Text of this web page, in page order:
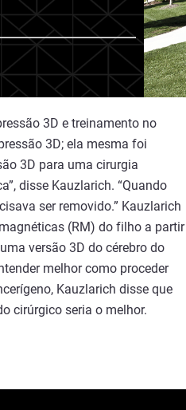
3D e treinamento no
3D; ela mesma foi
3D para uma cirurgia
disse Kauzlarich. “Quando
ser removido.” Kauzlarich
(RM) do filho a partir
versão 3D do cérebro do
melhor como proceder
Kauzlarich disse que
cirúrgico seria o melhor.